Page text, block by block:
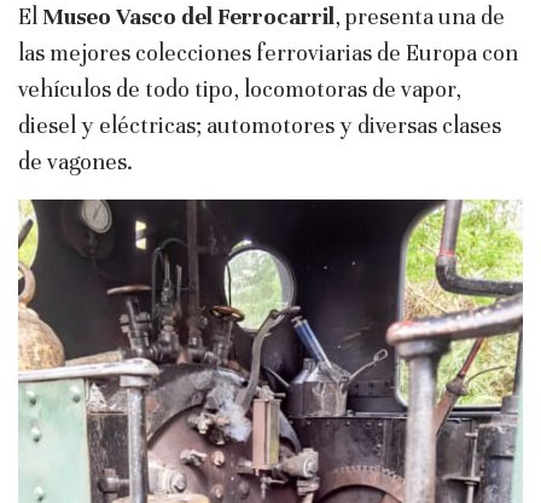
El Museo Vasco del Ferrocarril, presenta una de
las mejores colecciones ferroviarias de Europa con
vehículos de todo tipo, locomotoras de vapor,
diesel y eléctricas; automotores y diversas clases
de vagones.